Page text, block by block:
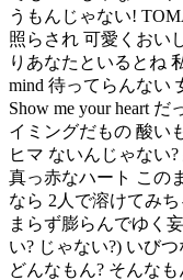
うもんじゃない!
照らされ 可愛くおい
りあなたといるとね
mind 待ってらんない
Show me your heart
イミングだもの 酸い
ヒマ ないんじゃない
真っ赤なハート この
なら 2人で溶けてみ
まらず膨らんでゆく
い? じゃない?) いび
どんなもん? そんな